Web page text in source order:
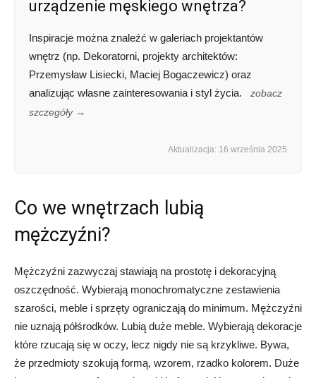
urządzenie męskiego wnętrza?
Inspiracje można znaleźć w galeriach projektantów
wnętrz (np. Dekoratorni, projekty architektów:
Przemysław Lisiecki, Maciej Bogaczewicz) oraz
analizując własne zainteresowania i styl życia.
zobacz
szczegóły →
Aktualizacja: 16 września 2025
Co we wnętrzach lubią
mężczyźni?
Mężczyźni zazwyczaj stawiają na prostotę i dekoracyjną
oszczędność. Wybierają monochromatyczne zestawienia
szarości, meble i sprzęty ograniczają do minimum. Mężczyźni
nie uznają półśrodków. Lubią duże meble. Wybierają dekoracje
które rzucają się w oczy, lecz nigdy nie są krzykliwe. Bywa,
że przedmioty szokują formą, wzorem, rzadko kolorem. Duże